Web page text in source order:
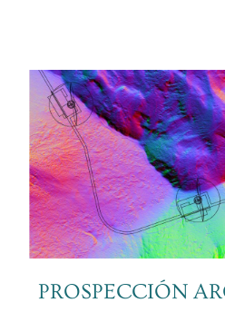
PROSPECCIÓN